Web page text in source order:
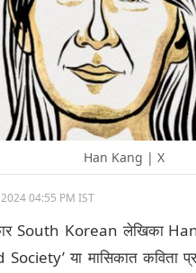
Han Kang | X
04:55 PM IST
South Korean लेखिका
या मासिकात कविता